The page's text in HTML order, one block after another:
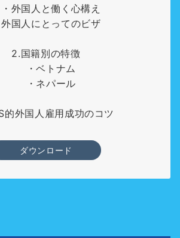
外国人と働く心構え
国人にとってのビザ
2.国籍別の特徴
・ベトナム
・ネパール
的外国人雇用成功のコツ
ダウンロード